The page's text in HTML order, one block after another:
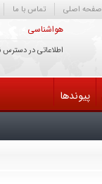
صفحه اصلی تماس با ما
هواشناسی
اطلاعاتی در
پیوندها